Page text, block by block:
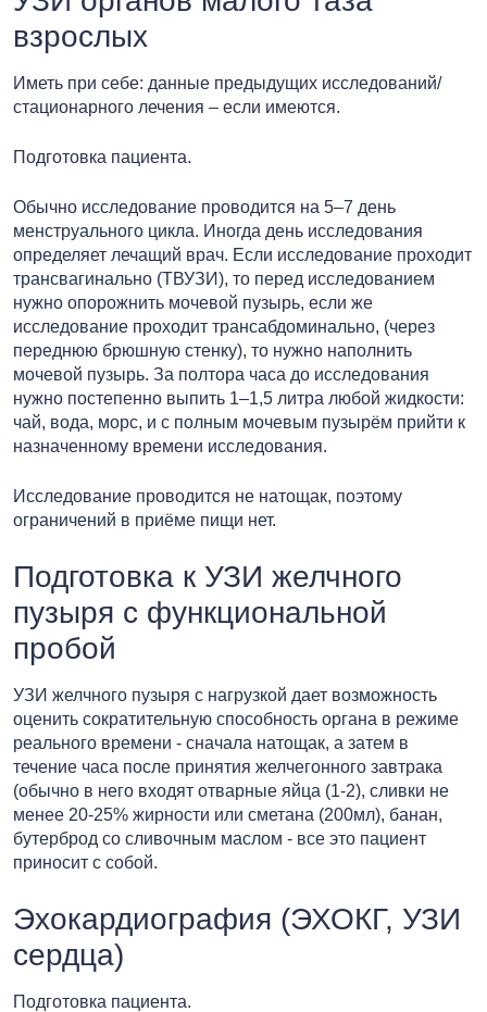
взрослых
Иметь при себе: данные предыдущих исследований/
стационарного лечения – если имеются.
Подготовка пациента.
Обычно исследование проводится на 5–7 день
менструального цикла. Иногда день исследования
определяет лечащий врач. Если исследование проходит
трансвагинально (ТВУЗИ), то перед исследованием
нужно опорожнить мочевой пузырь, если же
исследование проходит трансабдоминально, (через
переднюю брюшную стенку), то нужно наполнить
мочевой пузырь. За полтора часа до исследования
нужно постепенно выпить 1–1,5 литра любой жидкости:
чай, вода, морс, и с полным мочевым пузырём прийти к
назначенному времени исследования.
Исследование проводится не натощак, поэтому
ограничений в приёме пищи нет.
Подготовка к УЗИ желчного
пузыря с функциональной
пробой
УЗИ желчного пузыря с нагрузкой дает возможность
оценить сократительную способность органа в режиме
реального времени - сначала натощак, а затем в
течение часа после принятия желчегонного завтрака
(обычно в него входят отварные яйца (1-2), сливки не
менее 20-25% жирности или сметана (200мл), банан,
бутерброд со сливочным маслом - все это пациент
приносит с собой.
Эхокардиография (ЭХОКГ, УЗИ
сердца)
Подготовка пациента.